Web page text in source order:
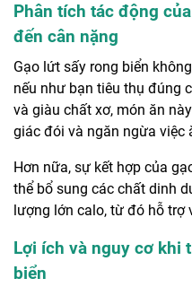
Phân tích tác động
đến cân nặng
Gạo lứt sấy rong biển
nếu như bạn tiêu thụ đúng
và giàu chất xơ, món ăn
giác đói và ngăn ngừa việc
Hơn nữa, sự kết hợp của
thể bổ sung các chất dinh
lượng lớn calo, từ đó hỗ
Lợi ích và nguy cơ khi
biển